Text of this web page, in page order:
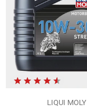
LIQUI MOLY